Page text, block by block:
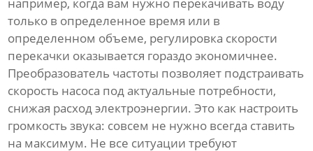
например, когда вам нужно перекачивать воду
только в определенное время или в
определенном объеме, регулировка скорости
перекачки оказывается гораздо экономичнее.
Преобразователь частоты позволяет подстраивать
скорость насоса под актуальные потребности,
снижая расход электроэнергии. Это как настроить
громкость звука: совсем не нужно всегда ставить
на максимум. Не все ситуации требуют